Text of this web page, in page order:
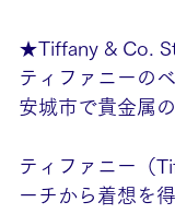
★Tiffany & Co.
ティファニーの
安城市で貴金属
ティファニー（
ーチから着想を